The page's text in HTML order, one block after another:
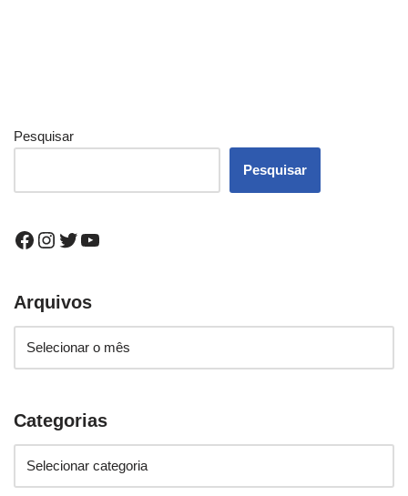
Pesquisar
Pesquisar
Arquivos
Categorias